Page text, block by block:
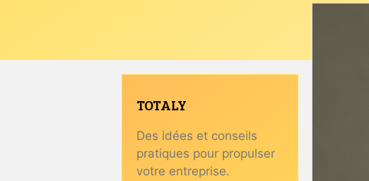
TOTALY
Des idées et conseils
pratiques pour propulser
votre entreprise.